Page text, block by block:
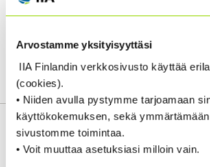
Arvostamme yksityisyyttäsi
IIA Finlandin verkkosivusto käyttää
(cookies).
• Niiden avulla pystymme tarjoamaan
käyttökokemuksen, sekä
sivustomme toimintaa.
• Voit muuttaa asetuksiasi milloin vain.